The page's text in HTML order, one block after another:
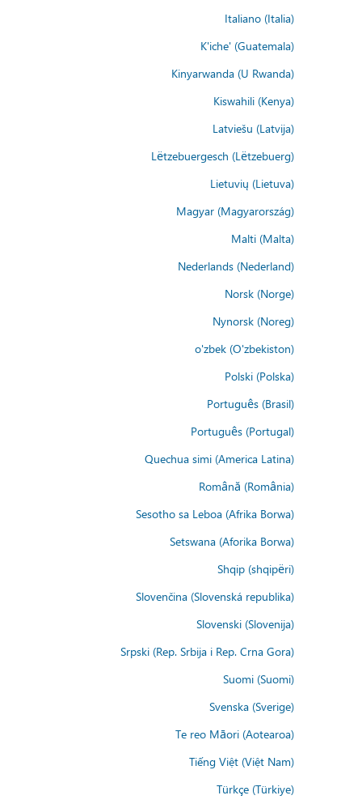
Italiano (Italia)
K'iche' (Guatemala)
Kinyarwanda (U Rwanda)
Kiswahili (Kenya)
Latviešu (Latvija)
Lëtzebuergesch (Lëtzebuerg)
Lietuvių (Lietuva)
Magyar (Magyarország)
Malti (Malta)
Nederlands (Nederland)
Norsk (Norge)
Nynorsk (Noreg)
o'zbek (O'zbekiston)
Polski (Polska)
Português (Brasil)
Português (Portugal)
Quechua simi (America Latina)
Română (România)
Sesotho sa Leboa (Afrika Borwa)
Setswana (Aforika Borwa)
Shqip (shqipëri)
Slovenčina (Slovenská republika)
Slovenski (Slovenija)
Srpski (Rep. Srbija i Rep. Crna Gora)
Suomi (Suomi)
Svenska (Sverige)
Te reo Māori (Aotearoa)
Tiếng Việt (Việt Nam)
Türkçe (Türkiye)